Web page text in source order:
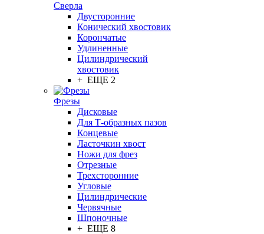
Сверла
Двусторонние
Конический хвостовик
Корончатые
Удлиненные
Цилиндрический
хвостовик
+ ЕЩЕ 2
Фрезы
Дисковые
Для Т-образных пазов
Концевые
Ласточкин хвост
Ножи для фрез
Отрезные
Трехсторонние
Угловые
Цилиндрические
Червячные
Шпоночные
+ ЕЩЕ 8